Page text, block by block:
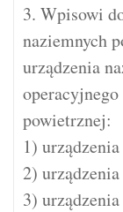
3. Wpisowi
naziemnych
urządzenia
powietrznej:
1)
2)
3)